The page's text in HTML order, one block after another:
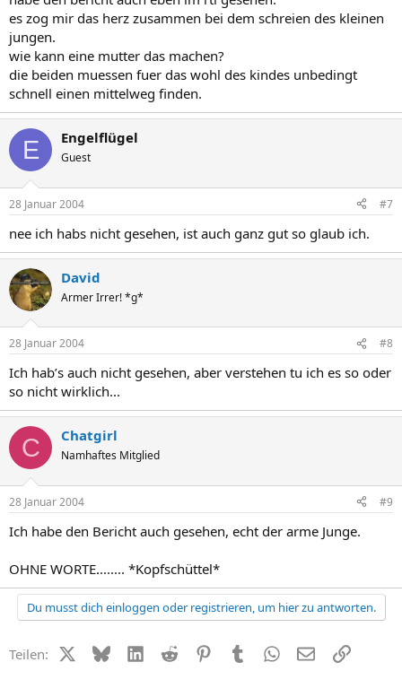
es zog mir das herz zusammen bei dem schreien des kleinen
jungen.
wie kann eine mutter das machen?
die beiden muessen fuer das wohl des kindes unbedingt
schnell einen mittelweg finden.
E Engelflügel
Guest
28 Januar 2004 #7
nee ich habs nicht gesehen, ist auch ganz gut so glaub ich.
David
Armer Irrer! *g*
28 Januar 2004 #8
Ich hab’s auch nicht gesehen, aber verstehen tu ich es so oder
so nicht wirklich...
C Chatgirl
Namhaftes Mitglied
28 Januar 2004 #9
Ich habe den Bericht auch gesehen, echt der arme Junge.
OHNE WORTE........ *Kopfschüttel*
Du musst dich einloggen oder registrieren, um hier zu antworten.
Teilen: X (Twitter)
BlueskyLinkedIn
Reddit PinterestTumblr WhatsApp
E-MailLink